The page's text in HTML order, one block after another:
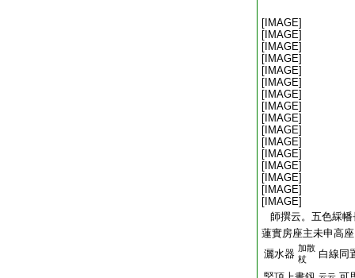
[IMAGE]
[IMAGE]
[IMAGE]
[IMAGE]
[IMAGE]
[IMAGE]
[IMAGE]
[IMAGE]
[IMAGE]
[IMAGE]
[IMAGE]
[IMAGE]
[IMAGE]
[IMAGE]
[IMAGE]
[IMAGE]
師撰云。五色綵幡
蓮實房座主未申高座
灑水器 加散
杖
白線同